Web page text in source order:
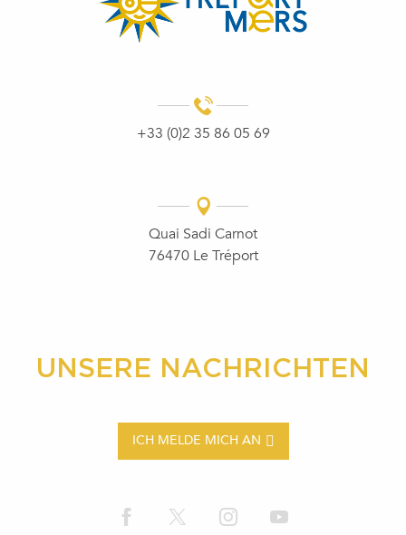
+33 (0)2 35 86 05 69
Quai Sadi Carnot
76470 Le Tréport
UNSERE NACHRICHTEN
ICH MELDE MICH AN